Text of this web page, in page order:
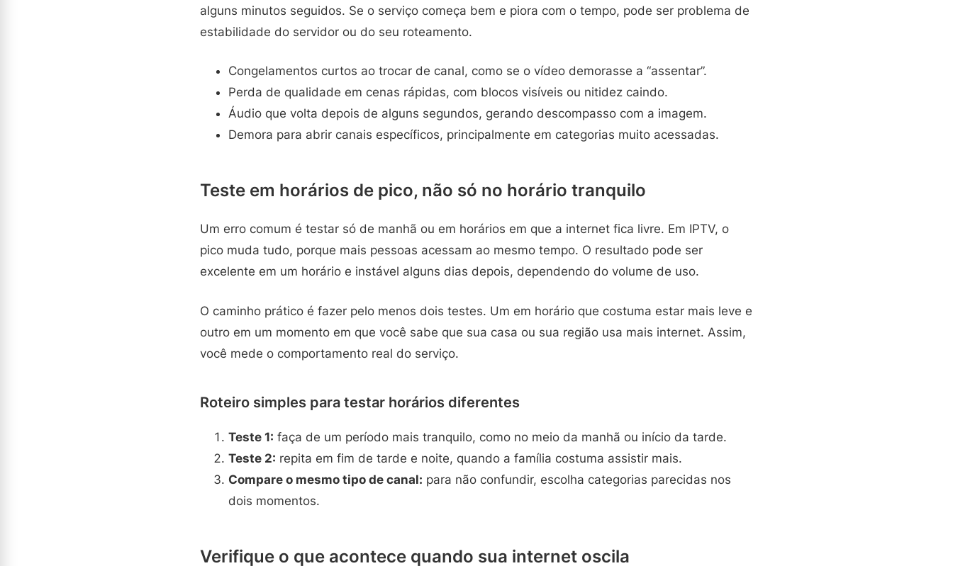
alguns minutos seguidos. Se o serviço começa bem e piora com o tempo, pode ser problema de
estabilidade do servidor ou do seu roteamento.
Congelamentos curtos ao trocar de canal, como se o vídeo demorasse a “assentar”.
Perda de qualidade em cenas rápidas, com blocos visíveis ou nitidez caindo.
Áudio que volta depois de alguns segundos, gerando descompasso com a imagem.
Demora para abrir canais específicos, principalmente em categorias muito acessadas.
Teste em horários de pico, não só no horário tranquilo
Um erro comum é testar só de manhã ou em horários em que a internet fica livre. Em IPTV, o
pico muda tudo, porque mais pessoas acessam ao mesmo tempo. O resultado pode ser
excelente em um horário e instável alguns dias depois, dependendo do volume de uso.
O caminho prático é fazer pelo menos dois testes. Um em horário que costuma estar mais leve e
outro em um momento em que você sabe que sua casa ou sua região usa mais internet. Assim,
você mede o comportamento real do serviço.
Roteiro simples para testar horários diferentes
Teste 1: faça de um período mais tranquilo, como no meio da manhã ou início da tarde.
Teste 2: repita em fim de tarde e noite, quando a família costuma assistir mais.
Compare o mesmo tipo de canal: para não confundir, escolha categorias parecidas nos
dois momentos.
Verifique o que acontece quando sua internet oscila